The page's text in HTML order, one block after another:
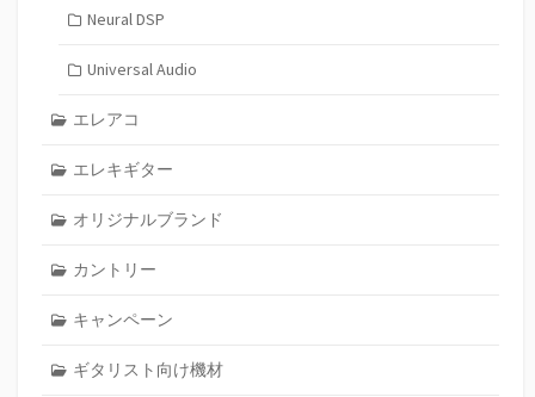
Neural DSP
Universal Audio
エレアコ
エレキギター
オリジナルブランド
カントリー
キャンペーン
ギタリスト向け機材